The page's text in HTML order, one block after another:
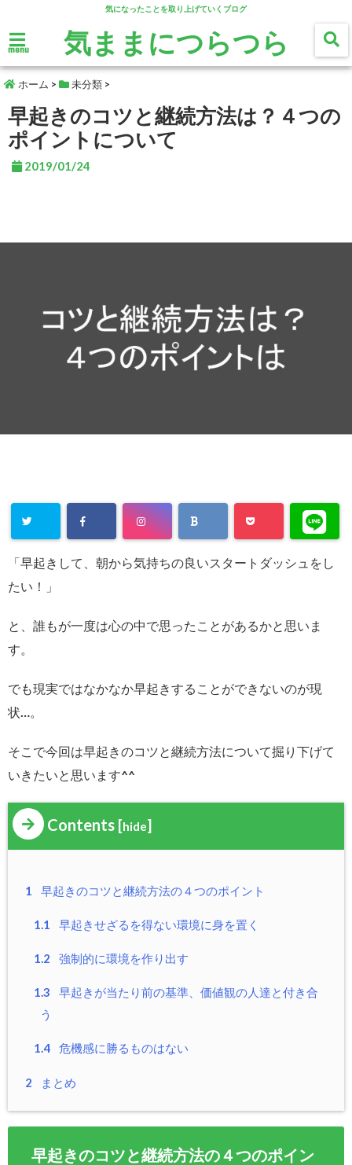
気になったことを取り上げていくブログ
menu 気ままにつらつら
ホーム > 未分類 >
早起きのコツと継続方法は？４つの
ポイントについて
2019/01/24
「早起きして、朝から気持ちの良いスタートダッシュをし
たい！」
と、誰もが一度は心の中で思ったことがあるかと思いま
す。
でも現実ではなかなか早起きすることができないのが現
状…。
そこで今回は早起きのコツと継続方法について掘り下げて
いきたいと思います^^
Contents [hide]
1 早起きのコツと継続方法の４つのポイント
1.1 早起きせざるを得ない環境に身を置く
1.2 強制的に環境を作り出す
1.3
早起きが当たり前の基準、価値観の人達と付き合
う
1.4 危機感に勝るものはない
2 まとめ
早起きのコツと継続方法の４つのポイン